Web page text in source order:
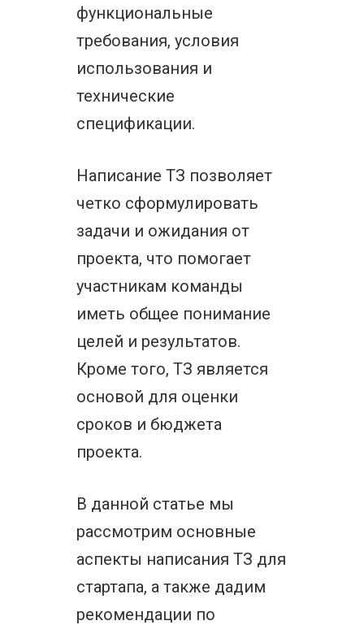
функциональные
требования, условия
использования и
технические
спецификации.
Написание ТЗ позволяет
четко сформулировать
задачи и ожидания от
проекта, что помогает
участникам команды
иметь общее понимание
целей и результатов.
Кроме того, ТЗ является
основой для оценки
сроков и бюджета
проекта.
В данной статье мы
рассмотрим основные
аспекты написания ТЗ для
стартапа, а также дадим
рекомендации по